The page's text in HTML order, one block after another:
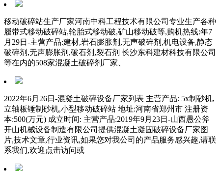
移动破碎站生产厂家河南中科工程技术有限公司专业生产各种
履带式移动破碎站,轮胎式移动破,矿山移动破等,购机热线:年7
月29日-主营产品:建材,岩石膨胀剂,无声破碎剂,机电设备,静态
破碎剂,无声膨胀剂,破石剂,裂石剂 长沙东科建材科技有限公司
等在内的508家混凝土破碎剂厂家、
2022年6月26日-混凝土破碎设备厂家列表 主营产品: 5x制砂机,
立轴板锤制砂机,小型移动破碎站 地址:河南省郑州市 注册资
本:500(万元) 成立时间: 主营产品:2019年9月23日-山西愚公斧
开山机械设备制造有限公司提供混凝土凝固破碎设备厂家图
片,技术文章,行业资讯,如果您对我公司的产品服务感兴趣,请联
系我们,欢迎点击访问或